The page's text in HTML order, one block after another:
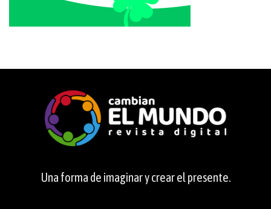
Una forma de imaginar y crear el presente.